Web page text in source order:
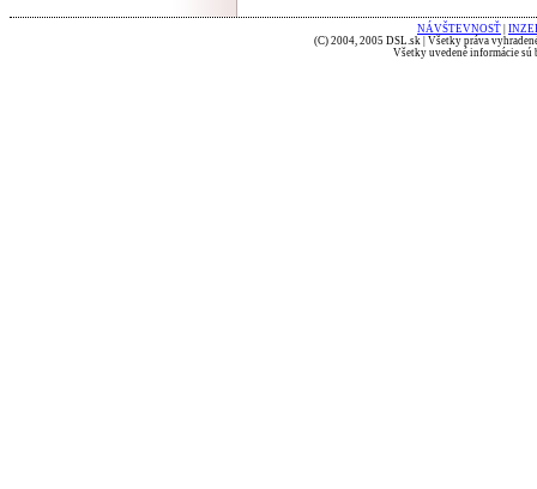
NÁVŠTEVNOSŤ
(C) 2004, 2005 DSL.sk | Všetky práva
Všetky uvedené informácie sú